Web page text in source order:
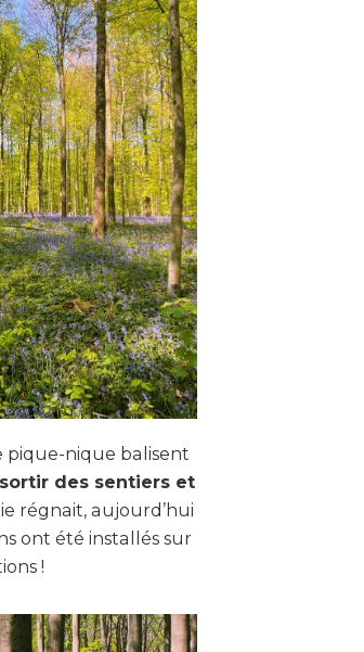
pique-nique balisent
des sentiers et
régnait, aujourd’hui
ont été installés sur
!